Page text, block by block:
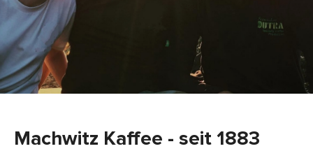
Machwitz Kaffee - seit 1883